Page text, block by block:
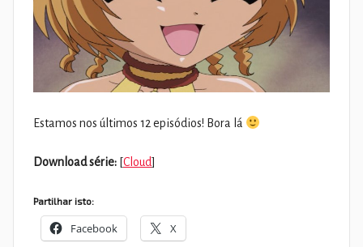
Estamos nos últimos 12 episódios! Bora lá
Download série: [Cloud]
Partilhar isto:
Facebook X